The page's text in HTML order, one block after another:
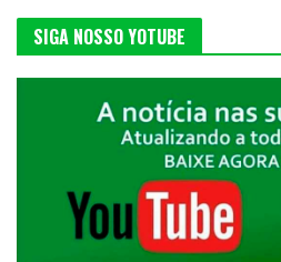
SIGA NOSSO YOTUBE